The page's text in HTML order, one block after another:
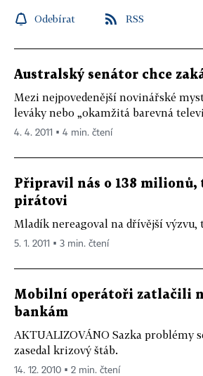
Odebírat RSS
Australský senátor chce
Mezi nejpovedenější novinářské
leváky nebo „okamžitá barevná
4. 4. 2011 ▪ 4 min. čtení
Připravil nás o 138
pirátovi
Mladík nereagoval na dřívější
5. 1. 2011 ▪ 3 min. čtení
Mobilní operátoři zatlačili
bankám
AKTUALIZOVÁNO Sazka
zasedal krizový štáb.
14. 12. 2010 ▪ 2 min. čtení